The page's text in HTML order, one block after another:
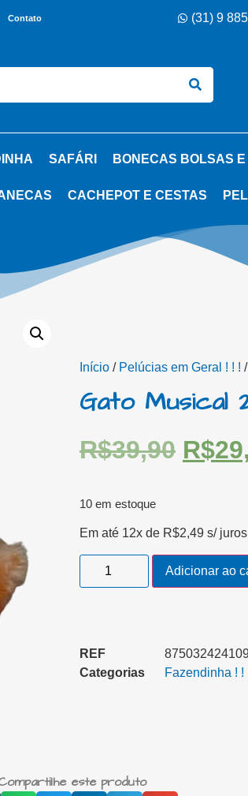
Contato (31) 9
SAFÁRI BONECAS BOLSAS
CACHEPOT E CESTAS
Início / Pelúcias em Geral ! ! !
Gato Musical
R$39,90 R$
10 em estoque
Em até 12x de R$2,49 s/ juros
Adicionar ao
REF
Categorias
Fazendinha ! !
este produto